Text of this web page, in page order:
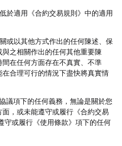
於適用《合約交易規則》中的適用
或以其他方式作出的任何陳述、保
之相關作出的任何其他重要陳
在任何方面存在不真實、不準
合理可行的情況下盡快將真實情
議項下的任何義務，無論是關於您
，或未能遵守或履行《合約交易
守或履行《使用條款》項下的任何